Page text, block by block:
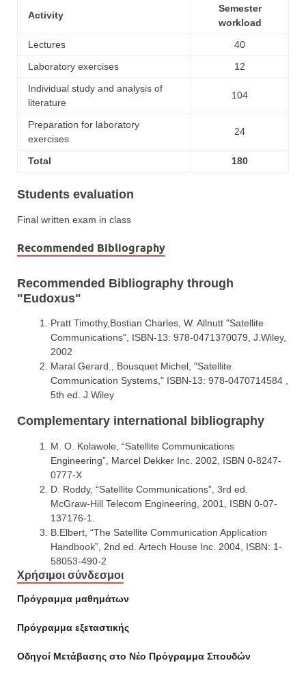
Activity
Semester
workload
Lectures
40
Laboratory exercises
12
Individual study and analysis of
literature
104
Preparation for laboratory
exercises
24
Total 180
Students evaluation
Final written exam in class
Recommended Bibliography
Recommended Bibliography through
"Eudoxus"
Pratt Timothy,Bostian Charles, W. Allnutt "Satellite
Communications", ISBN-13: 978-0471370079, J.Wiley,
2002
Maral Gerard., Bousquet Michel, "Satellite
Communication Systems," ISBN-13: 978-0470714584 ,
5th ed. J.Wiley
Complementary international bibliography
Μ. O. Kolawole, “Satellite Communications
Engineering”, Marcel Dekker Inc. 2002, ISBN 0-8247-
0777-X
D. Roddy, “Satellite Communications”, 3rd ed.
McGraw-Hill Telecom Engineering, 2001, ISBN 0-07-
137176-1.
B.Elbert, “The Satellite Communication Application
Handbook”, 2nd ed. Artech House Inc. 2004, ISBN: 1-
58053-490-2
Χρήσιμοι σύνδεσμοι
Πρόγραμμα μαθημάτων
Πρόγραμμα εξεταστικής
Οδηγοί Mετάβασης στο Νέο Πρόγραμμα Σπουδών